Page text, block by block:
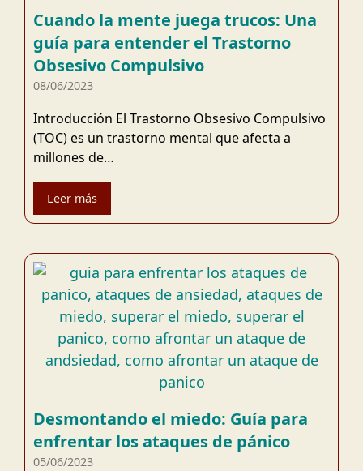
Cuando la mente juega trucos: Una
guía para entender el Trastorno
Obsesivo Compulsivo
08/06/2023
Introducción El Trastorno Obsesivo Compulsivo
(TOC) es un trastorno mental que afecta a
millones de…
Leer más
Desmontando el miedo: Guía para
enfrentar los ataques de pánico
05/06/2023